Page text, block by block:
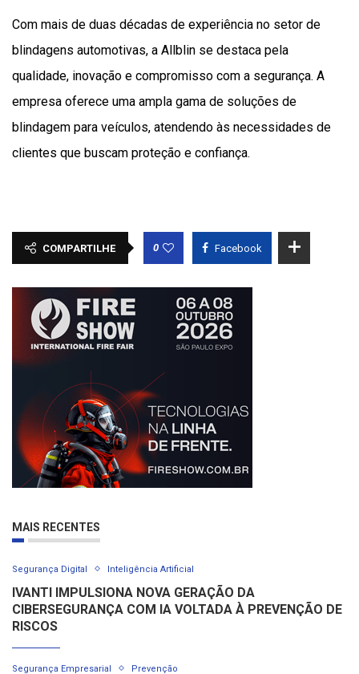
Com mais de duas décadas de experiência no setor de
blindagens automotivas, a Allblin se destaca pela
qualidade, inovação e compromisso com a segurança. A
empresa oferece uma ampla gama de soluções de
blindagem para veículos, atendendo às necessidades de
clientes que buscam proteção e confiança.
COMPARTILHE 0 Facebook
MAIS RECENTES
Segurança Digital Inteligência Artificial
IVANTI IMPULSIONA NOVA GERAÇÃO DA
CIBERSEGURANÇA COM IA VOLTADA À PREVENÇÃO DE
RISCOS
Segurança Empresarial Prevenção